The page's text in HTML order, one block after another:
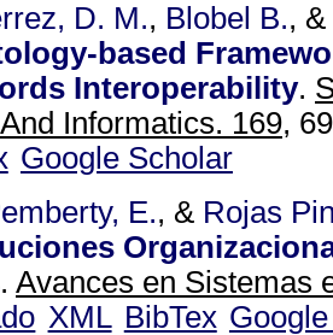
D. M., Blobel B., &
based
Interoperability.
Informatics. 169,
Google Scholar
E., & Rojas
. Avances en Sistemas
XML BibTex